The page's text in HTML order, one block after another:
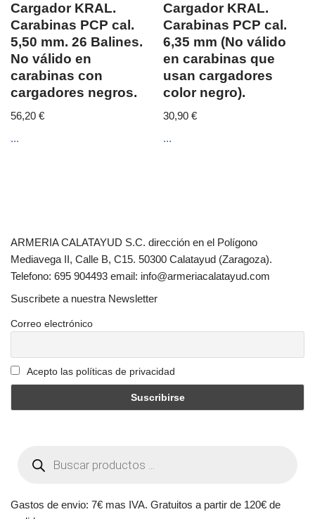
Cargador KRAL.
Carabinas PCP cal.
5,50 mm. 26 Balines.
No válido en
carabinas con
cargadores negros.
56,20 €
...
Cargador KRAL.
Carabinas PCP cal.
6,35 mm (No válido
en carabinas que
usan cargadores
color negro).
30,90€
...
ARMERIA CALATAYUD S.C. dirección en el Polígono
Mediavega II, Calle B, C15. 50300 Calatayud (Zaragoza).
Telefono: 695 904493 email: info@armeriacalatayud.com
Suscribete a nuestra Newsletter
Correo electrónico
Acepto las políticas de privacidad
Gastos de envio: 7€ mas IVA. Gratuitos a partir de 120€ de